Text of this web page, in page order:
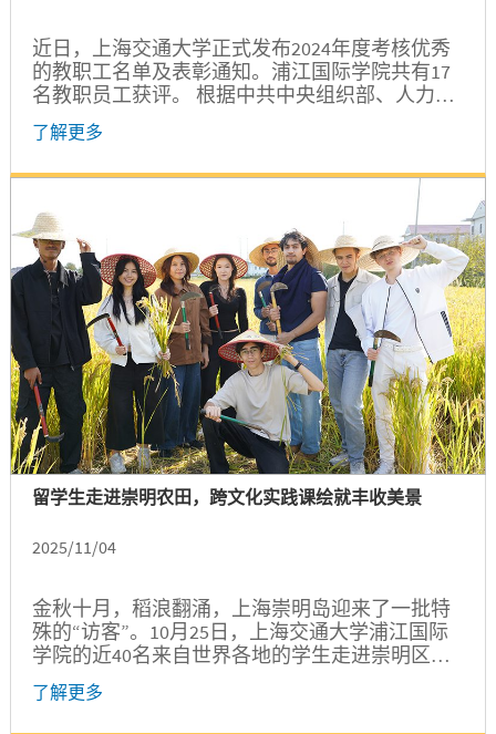
近日，上海交通大学正式发布2024年度考核优秀
的教职工名单及表彰通知。浦江国际学院共有17
名教职员工获评。 根据中共中央组织部、人力资
源社会保障部、教育部、上海市委组织部、上海
市人力资源和社会保障局等发布的有关事业单位
会安排各院（系）、部、处、直属单位对全体教
职工进行年度考核。...
了解更多
留学生走进崇明农田，跨文化实践课绘就丰收美景
2025/11/04
金秋十月，稻浪翻涌，上海崇明岛迎来了一批特
殊的“访客”。10月25日，上海交通大学浦江国际
学院的近40名来自世界各地的学生走进崇明区竖
新镇春风村，在农业与科技交融的沃野良田上，
展开了一场以“交大遇见农田”为主题的跨文化实
了解更多